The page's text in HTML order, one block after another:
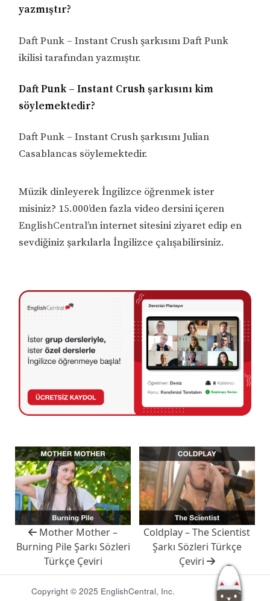
yazmıştır?
Daft Punk – Instant Crush şarkısını Daft Punk
ikilisi tarafından yazmıştır.
Daft Punk – Instant Crush şarkısını kim
söylemektedir?
Daft Punk – Instant Crush şarkısını Julian
Casablancas söylemektedir.
Müzik dinleyerek İngilizce öğrenmek ister
misiniz? 15.000’den fazla video dersini içeren
EnglishCentral’ın internet sitesini ziyaret edip en
sevdiğiniz şarkılarla İngilizce çalışabilirsiniz.
Mother Mother –
Burning Pile Şarkı Sözleri
Türkçe Çeviri
Coldplay – The Scientist
Şarkı Sözleri Türkçe
Çeviri
Copyright © 2025 EnglishCentral, Inc.